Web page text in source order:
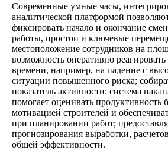
Современные умные часы,
аналитической платформой
фиксировать начало и окончание
работы, простои и ключевые
местоположение сотрудников на
возможность оперативно
времени, например, на падение с
ситуации повышенного риска;
показатель активности: система
помогает оценивать продуктивность
мотивацией строителей и
при планировании работ;
прогнозирования выработки,
общей эффективности.